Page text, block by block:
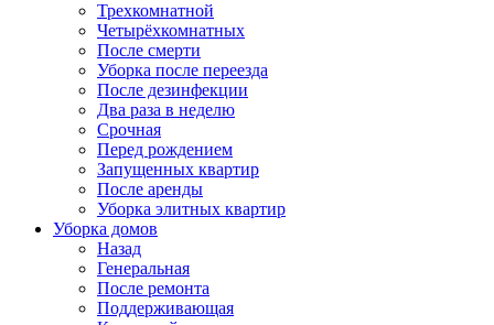
Трехкомнатной
Четырёхкомнатных
После смерти
Уборка после переезда
После дезинфекции
Два раза в неделю
Срочная
Перед рождением
Запущенных квартир
После аренды
Уборка элитных квартир
Уборка домов
Назад
Генеральная
После ремонта
Поддерживающая